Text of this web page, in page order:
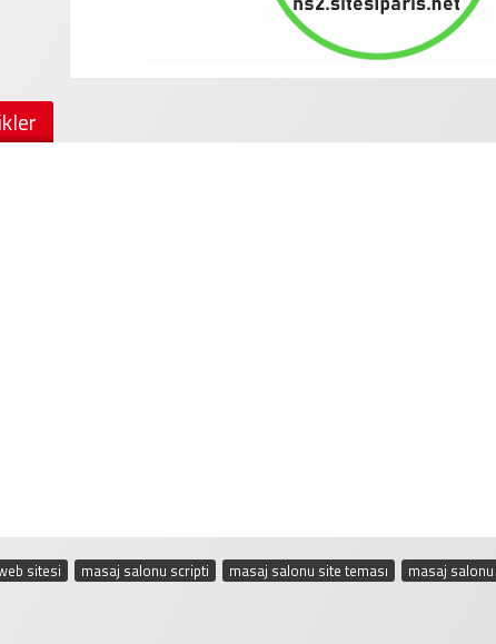
sitesi masaj salonu scripti masaj salonu site teması masaj